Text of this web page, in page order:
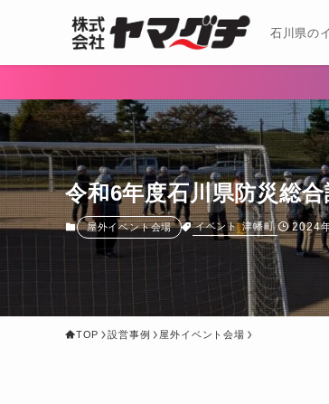
石川県の
令和6年度石川県防災総
屋外イベント会場 イベント 津幡町 2024
TOP 設営事例 屋外イベント会場